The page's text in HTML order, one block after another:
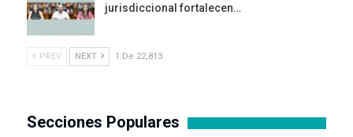
jurisdiccional fortalecen…
PREV NEXT 1 De 22,813
Secciones Populares